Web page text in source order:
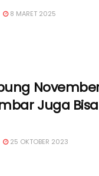
8 MARET 2025
Juga
25 OKTOBER 2023